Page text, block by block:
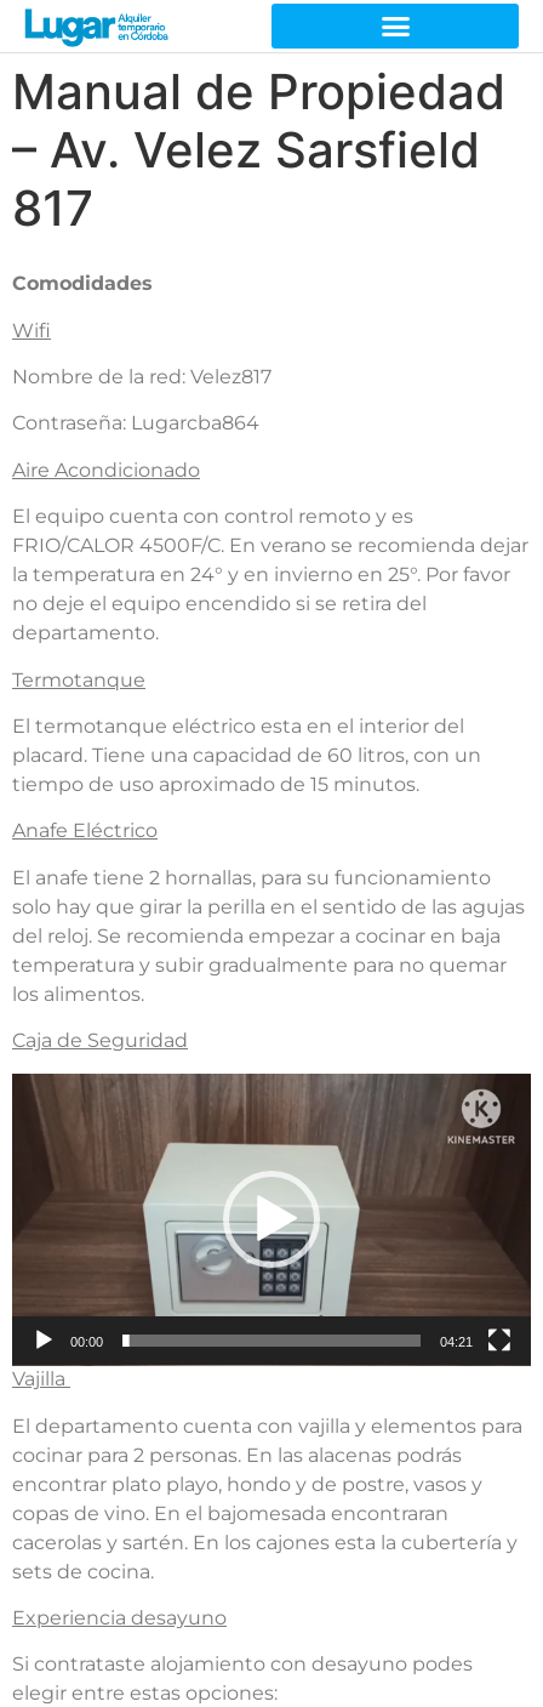
Manual de Propiedad
– Av. Velez Sarsfield
817
Comodidades
Wifi
Nombre de la red: Velez817
Contraseña: Lugarcba864
Aire Acondicionado
El equipo cuenta con control remoto y es
FRIO/CALOR 4500F/C. En verano se recomienda dejar
la temperatura en 24° y en invierno en 25°. Por favor
no deje el equipo encendido si se retira del
departamento.
Termotanque
El termotanque eléctrico esta en el interior del
placard. Tiene una capacidad de 60 litros, con un
tiempo de uso aproximado de 15 minutos.
Anafe Eléctrico
El anafe tiene 2 hornallas, para su funcionamiento
solo hay que girar la perilla en el sentido de las agujas
del reloj. Se recomienda empezar a cocinar en baja
temperatura y subir gradualmente para no quemar
los alimentos.
Caja de Seguridad
Reproductor
video
00:00 04:21
Vajilla
El departamento cuenta con vajilla y elementos para
cocinar para 2 personas. En las alacenas podrás
encontrar plato playo, hondo y de postre, vasos y
copas de vino. En el bajomesada encontraran
cacerolas y sartén. En los cajones esta la cubertería y
sets de cocina.
Experiencia desayuno
Si contrataste alojamiento con desayuno podes
elegir entre estas opciones: